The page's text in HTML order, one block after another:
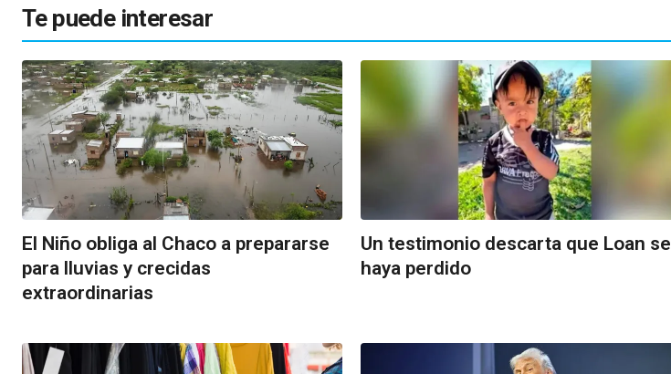
Te puede interesar
El Niño obliga al Chaco a prepararse
para lluvias y crecidas
extraordinarias
Un testimonio descarta que Loan se
haya perdido